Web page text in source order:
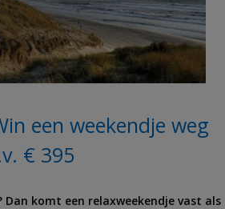
een weekendje weg
€ 395
komt een relaxweekendje vast als